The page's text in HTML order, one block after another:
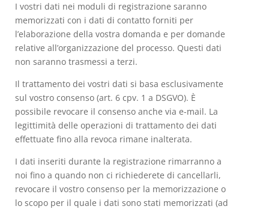
I vostri dati nei moduli di registrazione saranno
memorizzati con i dati di contatto forniti per
l’elaborazione della vostra domanda e per domande
relative all’organizzazione del processo. Questi dati
non saranno trasmessi a terzi.
Il trattamento dei vostri dati si basa esclusivamente
sul vostro consenso (art. 6 cpv. 1 a DSGVO). È
possibile revocare il consenso anche via e-mail. La
legittimità delle operazioni di trattamento dei dati
effettuate fino alla revoca rimane inalterata.
I dati inseriti durante la registrazione rimarranno a
noi fino a quando non ci richiederete di cancellarli,
revocare il vostro consenso per la memorizzazione o
lo scopo per il quale i dati sono stati memorizzati (ad